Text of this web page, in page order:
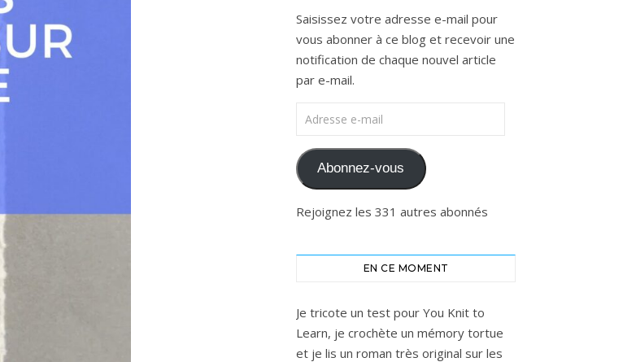
Saisissez votre adresse e-mail pour
vous abonner à ce blog et recevoir une
notification de chaque nouvel article
par e-mail.
Adresse e-mail
Abonnez-vous
Rejoignez les 331 autres abonnés
EN CE MOMENT
Je tricote un test pour You Knit to
Learn, je crochète un mémory tortue
et je lis un roman très original sur les